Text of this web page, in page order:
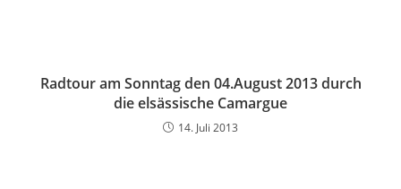
Radtour am Sonntag den 04.August 2013 durch
die elsässische Camargue
14. Juli 2013